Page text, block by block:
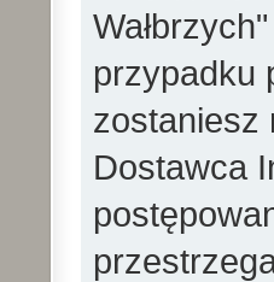
przypadku
zostaniesz
Dostawca